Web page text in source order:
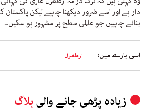
دار ہے اور اسے ضرور دیکھنا چاہیے لیکن پاکستان
بنانے چاہییں جو عالمی سطح پر مشہور ہو سکیں۔
اسی بارے میں: ارطغرل
زیادہ پڑھی جانے والی بلاگ